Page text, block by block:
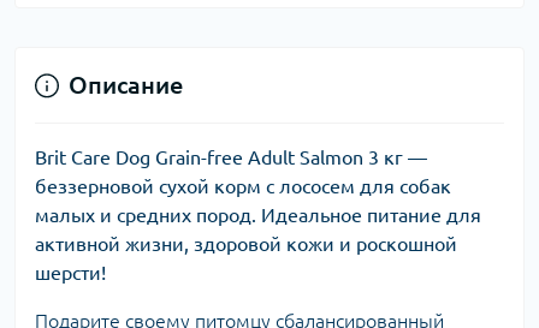
Описание
Brit Care Dog Grain-free Adult Salmon 3 кг —
беззерновой сухой корм с лососем для собак
малых и средних пород. Идеальное питание для
активной жизни, здоровой кожи и роскошной
шерсти!
Подарите своему питомцу сбалансированный